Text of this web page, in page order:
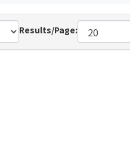
Results/Page: